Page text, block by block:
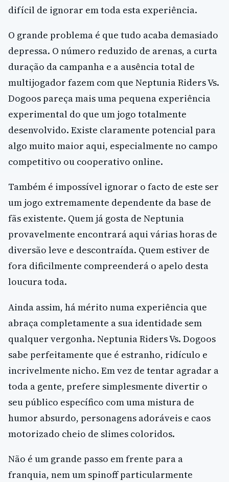
difícil de ignorar em toda esta experiência.
O grande problema é que tudo acaba demasiado
depressa. O número reduzido de arenas, a curta
duração da campanha e a ausência total de
multijogador fazem com que Neptunia Riders Vs.
Dogoos pareça mais uma pequena experiência
experimental do que um jogo totalmente
desenvolvido. Existe claramente potencial para
algo muito maior aqui, especialmente no campo
competitivo ou cooperativo online.
Também é impossível ignorar o facto de este ser
um jogo extremamente dependente da base de
fãs existente. Quem já gosta de Neptunia
provavelmente encontrará aqui várias horas de
diversão leve e descontraída. Quem estiver de
fora dificilmente compreenderá o apelo desta
loucura toda.
Ainda assim, há mérito numa experiência que
abraça completamente a sua identidade sem
qualquer vergonha. Neptunia Riders Vs. Dogoos
sabe perfeitamente que é estranho, ridículo e
incrivelmente nicho. Em vez de tentar agradar a
toda a gente, prefere simplesmente divertir o
seu público específico com uma mistura de
humor absurdo, personagens adoráveis e caos
motorizado cheio de slimes coloridos.
Não é um grande passo em frente para a
franquia, nem um spinoff particularmente